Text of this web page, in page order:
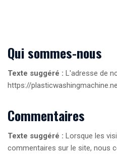
Qui sommes-nous
Texte suggéré : L'adresse de
https://
Commentaires
Texte suggéré : Lorsque les
commentaires sur le site, nous